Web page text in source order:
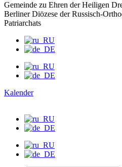
Gemeinde zu Ehren der Heiligen
Berliner Diözese der Russisch-
Patriarchats
Kalender